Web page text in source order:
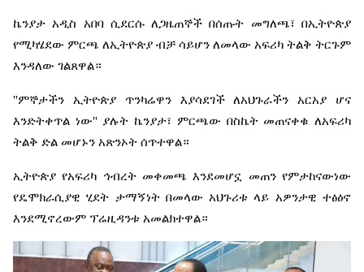
ኬንያታ አዲስ አበባ ሲደርሱ ለጋዜጠኞች በሰጡት መግለጫ፣ በኢትዮጵያ
የሚካሄደው ምርጫ ለኢትዮጵያ ብቻ ሳይሆን ለመላው አፍሪካ ትልቅ ትርጉም
እንዳለው ገልጸዋል።
"ምኞታችን ኢትዮጵያ ጥንካሬዋን እያሳደገች ለአህጉራችን አርአያ
ሆና
እንድትቀጥል ነው" ያሉት ኬንያታ፣ ምርጫው በስኬት መጠናቀቁ ለአፍሪካ
ትልቅ ድል መሆኑን አጽንኦት ሰጥተዋል።
ኢትዮጵያ የአፍሪካ ኅብረት መቀመጫ እንደመሆኗ መጠን የምታከናውነው
የዴሞክራሲያዊ ሂደት ታማኝነት በመላው አህጉሪቱ ላይ አዎንታዊ ተፅዕኖ
እንደሚኖረውም ፕሬዚዳንቱ አመልክተዋል።